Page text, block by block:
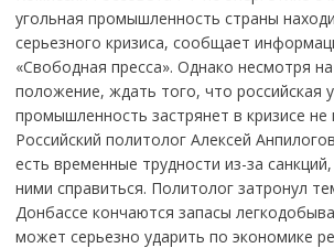
угольная промышленность страны
серьезного кризиса, сообщает
«Свободная пресса». Однако несмотря
положение, ждать того, что российская
промышленность застрянет в кризисе не
Российский политолог Алексей
есть временные трудности из-за
ними справиться. Политолог затронул
Донбассе кончаются запасы
может серьезно ударить по экономике